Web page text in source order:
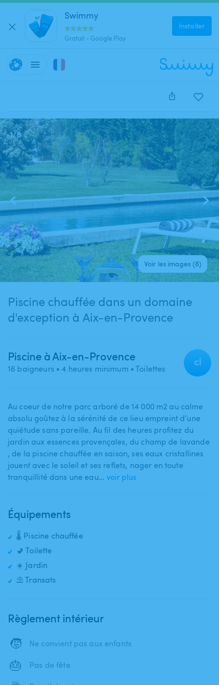
Swimmy
Gratuit - Google Play
Installer
Cette annonce est close et ne peut être réservée.
1/8
Voir les images (8)
Piscine chauffée dans un domaine
d'exception à Aix-en-Provence
Piscine à Aix-en-Provence
16 baigneurs • 4 heures minimum • Toilettes
cl
Au coeur de notre parc arboré de 14 000 m2 au calme
absolu goûtez à la sérénité de ce lieu empreint d’une
quiétude sans pareille. Au fil des heures profitez du
jardin aux essences provençales​,​ du champ de lavande​
,​ de la piscine chauffée en saison​,​ ses eaux cristallines
jouent avec le soleil et ses reflets​,​ nager en toute
tranquillité dans une eau… voir plus
Équipements
🌡️ Piscine chauffée
🚽 Toilette
☀️ Jardin
⛱️ Transats
Règlement intérieur
🧒 Ne convient pas aux enfants
🎂 Pas de fête